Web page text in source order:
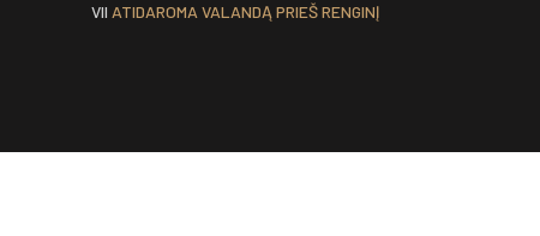
VII ATIDAROMA VALANDĄ PRIEŠ RENGINĮ